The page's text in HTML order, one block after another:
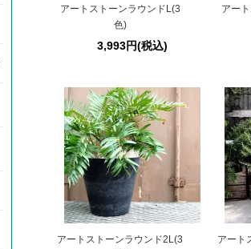
アートストーンラウンドL(3
色)
3,993円(税込)
アー
アートストーンラウンド2L(3
アート